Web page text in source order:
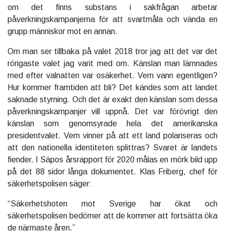
om det finns substans i sakfrågan arbetar
påverkningskampanjerna för att svartmåla och vända en
grupp människor mot en annan.
Om man ser tillbaka på valet 2018 tror jag att det var det
rörigaste valet jag varit med om. Känslan man lämnades
med efter valnatten var osäkerhet. Vem vann egentligen?
Hur kommer framtiden att bli? Det kändes som att landet
saknade styrning. Och det är exakt den känslan som dessa
påverkningskampanjer vill uppnå. Det var förövrigt den
känslan som genomsyrade hela det amerikanska
presidentvalet. Vem vinner på att ett land polariseras och
att den nationella identiteten splittras? Svaret är landets
fiender. I Säpos årsrapport för 2020 målas en mörk bild upp
på det 88 sidor långa dokumentet. Klas Friberg, chef för
säkerhetspolisen säger:
“Säkerhetshoten mot Sverige har ökat och
säkerhetspolisen bedömer att de kommer att fortsätta öka
de närmaste åren.”